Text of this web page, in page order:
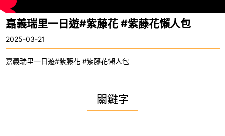
嘉義瑞里一日遊#紫藤花 #紫藤花懶人包
2025-03-21
嘉義瑞里一日遊#紫藤花 #紫藤花懶人包
關鍵字